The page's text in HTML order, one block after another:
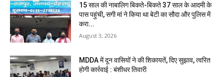
15 साल की नाबालिग बिकते-बिकते 37 साल के आदमी के
पास पहुंची, सगी मां ने किया था बेटी का सौदा और पुलिस में
करा...
August 3, 2026
MDDA में दून वासियों ने की शिकायतें, दिए सुझाव, त्वरित
होगी कार्रवाई : बंशीधर तिवारी